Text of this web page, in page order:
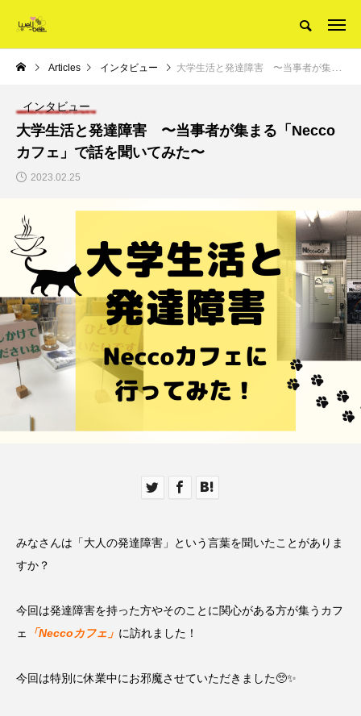
Articles インタビュー 大学生活と発達障害 〜当事者が集まる「Neccoカフェ」で話を聞いてみた〜
インタビュー
大学生活と発達障害 〜当事者が集まる「Necco
カフェ」で話を聞いてみた〜
2023.02.25
みなさんは「大人の発達障害」という言葉を聞いたことがありま
すか？
今回は発達障害を持った方やそのことに関心がある方が集うカフ
ェ
「Neccoカフェ」 に訪れました！
今回は特別に休業中にお邪魔させていただきました🥺✨